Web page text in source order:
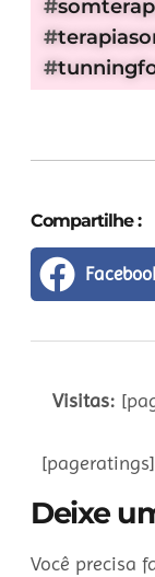
#
#
#
Compartilhe :
Visitas:
[pageratings]
Deixe
Você precisa